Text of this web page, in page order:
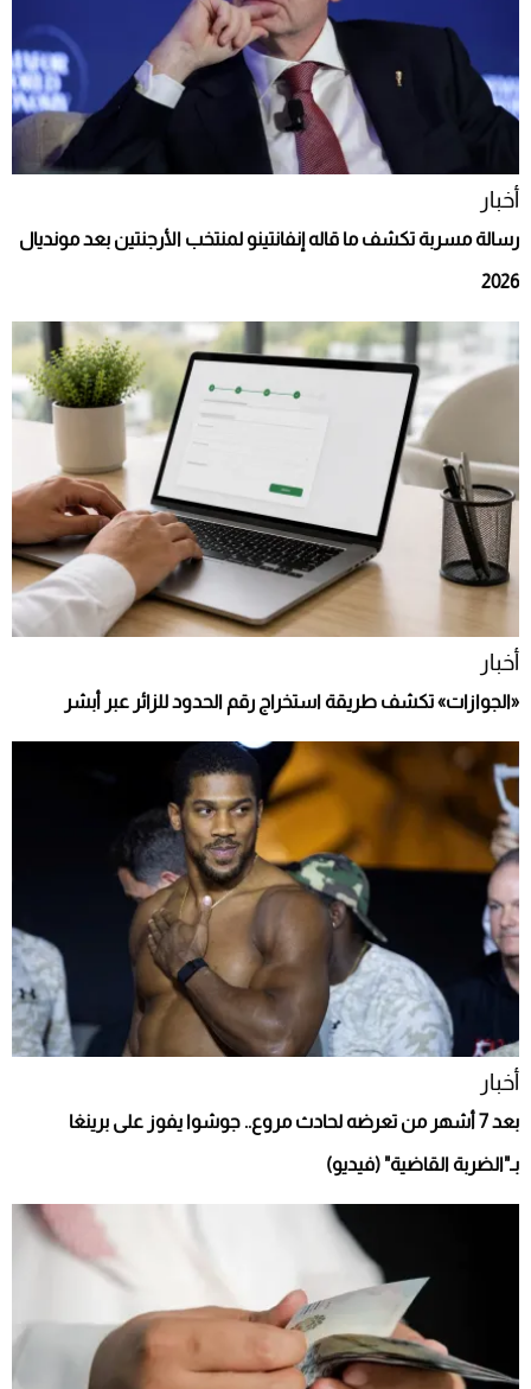
أخبار
رسالة مسربة تكشف ما قاله إنفانتينو لمنتخب الأرجنتين بعد مونديال
2026
أخبار
«الجوازات» تكشف طريقة استخراج رقم الحدود للزائر عبر أبشر
أخبار
بعد 7 أشهر من تعرضه لحادث مروع.. جوشوا يفوز على برينغا
بـ"الضربة القاضية" (فيديو)